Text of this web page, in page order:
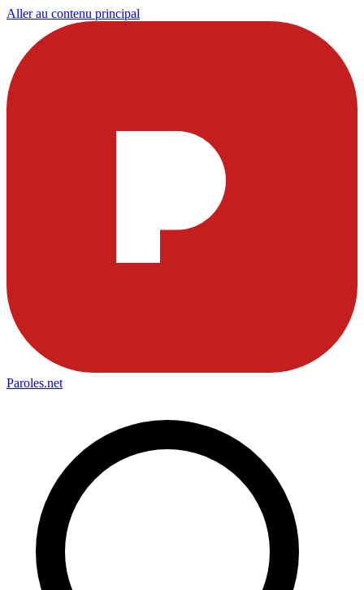
Aller au contenu principal
Paroles.net